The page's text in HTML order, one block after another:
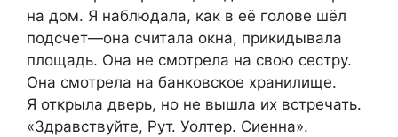
на дом. Я наблюдала, как в её голове шёл
подсчет—она считала окна, прикидывала
площадь. Она не смотрела на свою сестру.
Она смотрела на банковское хранилище.
Я открыла дверь, но не вышла их встречать.
«Здравствуйте, Рут. Уолтер. Сиенна».